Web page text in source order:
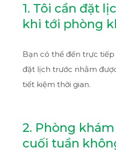
1. Tôi cần đặt
khi tới phòng
Bạn có thể đến trực
đặt lịch trước nhằm
tiết kiệm thời gian.
2. Phòng
cuối tuần